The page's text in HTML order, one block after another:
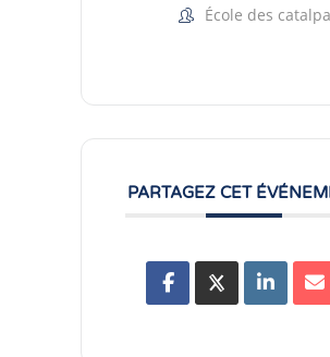
École des
PARTAGEZ CET